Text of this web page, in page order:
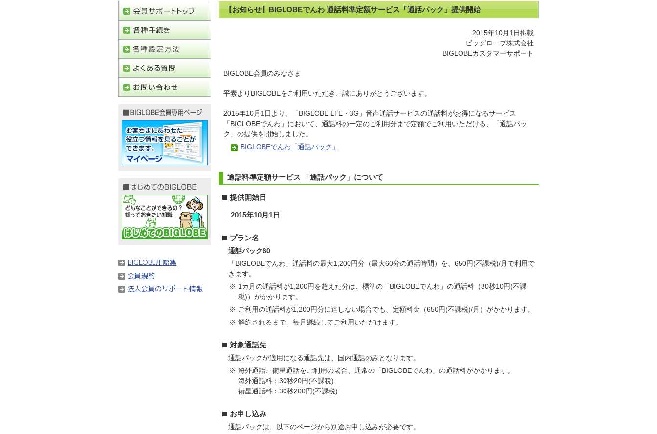
【お知らせ】BIGLOBEでんわ 通話料準定額サービス「通話パック」提供開始
2015年10月1日掲載
ビッグローブ株式会社
BIGLOBEカスタマーサポート
BIGLOBE会員のみなさま
平素よりBIGLOBEをご利用いただき、誠にありがとうございます。
2015年10月1日より、「BIGLOBE LTE・3G」音声通話サービスの通話料がお得になるサービス
「BIGLOBEでんわ」において、通話料の一定のご利用分まで定額でご利用いただける、「通話パッ
ク」の提供を開始しました。
BIGLOBEでんわ「通話パック」
通話料準定額サービス 「通話パック」について
提供開始日
2015年10月1日
プラン名
通話パック60
「BIGLOBEでんわ」通話料の最大1,200円分（最大60分の通話時間）を、650円(不課税)/月で利用で
きます。
※ 1カ月の通話料が1,200円を超えた分は、標準の「BIGLOBEでんわ」の通話料（30秒10円(不課
税)）がかかります。
※ ご利用の通話料が1,200円分に達しない場合でも、定額料金（650円(不課税)/月）がかかります。
※ 解約されるまで、毎月継続してご利用いただけます。
対象通話先
通話パックが適用になる通話先は、国内通話のみとなります。
※ 海外通話、衛星通話をご利用の場合、通常の「BIGLOBEでんわ」の通話料がかかります。
海外通話料：30秒20円(不課税)
衛星通話料：30秒200円(不課税)
お申し込み
通話パックは、以下のページから別途お申し込みが必要です。
BIGLOBE用語集
会員規約
法人会員のサポート情報